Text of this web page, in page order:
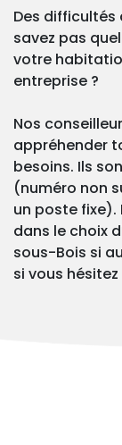
Des difficultés
savez pas
votre
entreprise ?
Nos
appréhender
besoins. Ils
(numéro non
un poste
dans le choix
sous-Bois si
si vous